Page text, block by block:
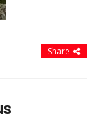
Share